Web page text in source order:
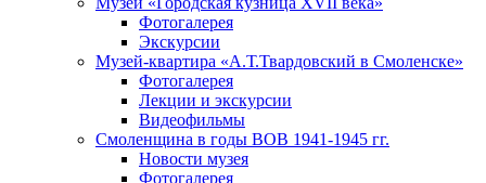
Фотогалерея
Экскурсии
Музей-квартира «А.Т.Твардовский в Смоленске»
Фотогалерея
Лекции и экскурсии
Видеофильмы
Смоленщина в годы ВОВ 1941-1945 гг.
Новости музея
Фотогалерея